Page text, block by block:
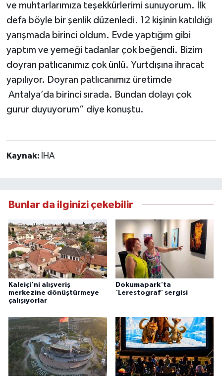
ve muhtarlarımıza teşekkürlerimi sunuyorum. İlk
defa böyle bir şenlik düzenledi. 12 kişinin katıldığı
yarışmada birinci oldum. Evde yaptığım gibi
yaptım ve yemeği tadanlar çok beğendi. Bizim
doyran patlıcanımız çok ünlü. Yurtdışına ihracat
yapılıyor. Doyran patlıcanımız üretimde
Antalya’da birinci sırada. Bundan dolayı çok
gurur duyuyorum” diye konuştu.
Kaynak: İHA
Bunlar da ilginizi çekebilir
Kaleiçi'ni alışveriş
merkezine dönüştürmeye
çalışıyorlar
Dokumapark'ta
'Lerestograf' sergisi